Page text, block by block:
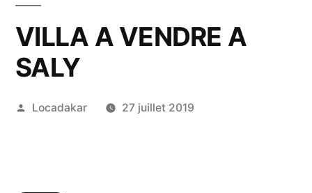
VILLA A VENDRE A
SALY
Publié
Locadakar 27 juillet 2019